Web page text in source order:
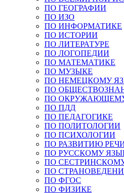
ПО ГЕОГРАФИИ
ПО ИЗО
ПО ИНФОРМАТИКЕ
ПО ИСТОРИИ
ПО ЛИТЕРАТУРЕ
ПО ЛОГОПЕДИИ
ПО МАТЕМАТИКЕ
ПО МУЗЫКЕ
ПО НЕМЕЦКОМУ
ПО
ПО
ПО ПДД
ПО ПЕДАГОГИКЕ
ПО ПОЛИТОЛОГИИ
ПО ПСИХОЛОГИИ
ПО РАЗВИТИЮ
ПО РУССКОМУ
ПО
ПО
ПО ФГОС
ПО ФИЗИКЕ